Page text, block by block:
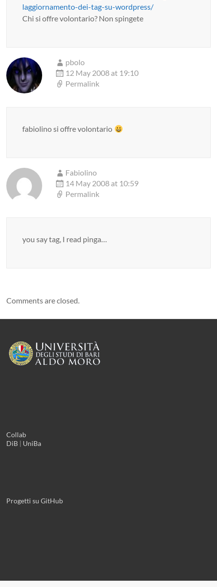
laggiornamento-dei-tag-su-wordpress/
Chi si offre volontario? Non spingete
pbolo
12 May 2008 at 19:10
Permalink
fabiolino si offre volontario
Fabiolino
14 May 2008 at 10:59
Permalink
you say tag, I read pinga…
Comments are closed.
Collab
DiB | UniBa
Progetti su GitHub